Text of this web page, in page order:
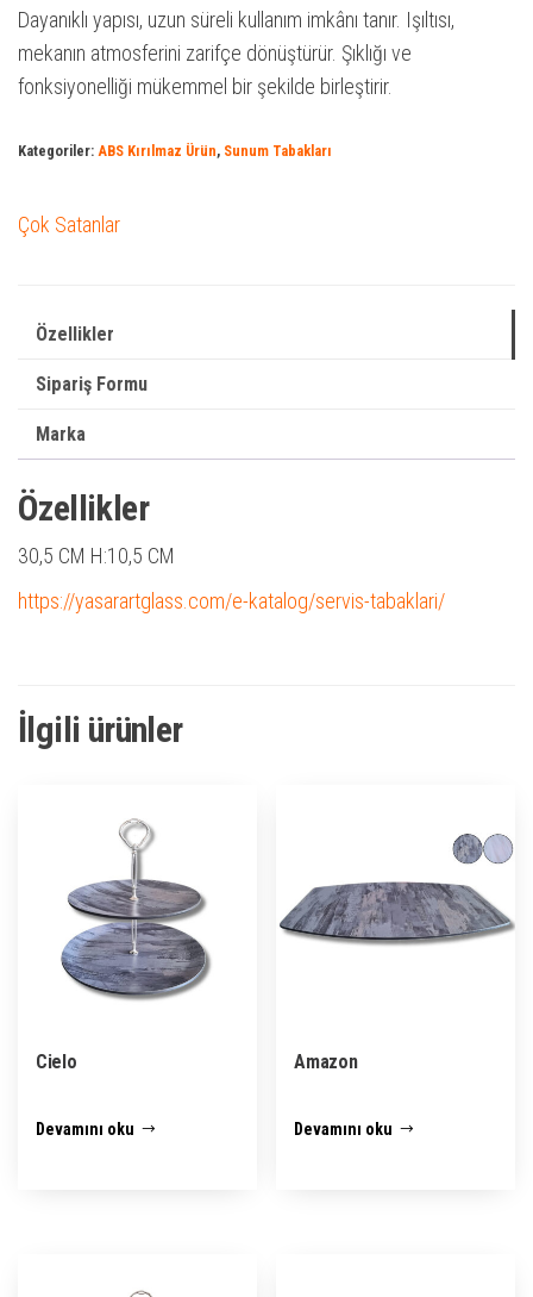
Dayanıklı yapısı, uzun süreli kullanım imkânı tanır. Işıltısı,
mekanın atmosferini zarifçe dönüştürür. Şıklığı ve
fonksiyonelliği mükemmel bir şekilde birleştirir.
Kategoriler: ABS Kırılmaz Ürün, Sunum Tabakları
Çok Satanlar
Özellikler
Sipariş Formu
Marka
Özellikler
30,5 CM H:10,5 CM
https://yasarartglass.com/e-katalog/servis-tabaklari/
İlgili ürünler
Cielo
Devamını oku
Amazon
Devamını oku